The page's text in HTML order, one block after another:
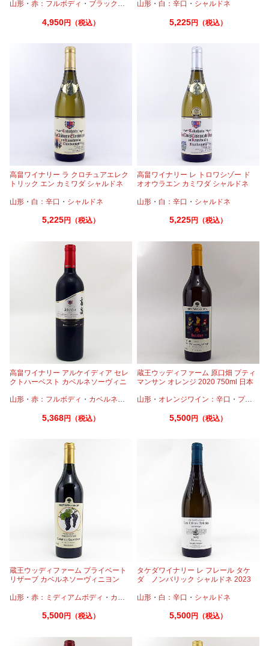
山形 ・ 赤：フルボディ ・ ブラッククイーン
4,950円（税込）
山形 ・ 白：辛口 ・ シャルドネ
5,225円（税込）
高畠ワイナリー ラ クロチュアエレク
トリック エン カミワダ シャルドネ
山形 ・ 白：辛口 ・ シャルドネ
5,225円（税込）
高畠ワイナリー レ トロワシゾー ド
オオウラエン カミワダ シャルドネ
山形 ・ 白：辛口 ・ シャルドネ
5,225円（税込）
高畠ワイナリー アルケイディア セレ
クトハーベスト カベルネソーヴィニ
山形 ・ 赤：フルボディ ・ カベルネ・ プティヴェルド・メルロー
5,368円（税込）
蔵王ウッディファーム 原口畑 プティ
マンサン オレンジ 2020 750ml 日本
山形 ・ オレンジワイン：辛口 ・ プティマンサン
5,500円（税込）
蔵王ウッディファーム プライベート
リザーブ カベルネソーヴィニヨン
山形 ・ 赤：ミディアムボディ ・ カベルネ
5,500円（税込）
タケダワイナリー レ フレール タケ
ダ ノンバリック シャルドネ 2023
山形 ・ 白：辛口 ・ シャルドネ
5,500円（税込）